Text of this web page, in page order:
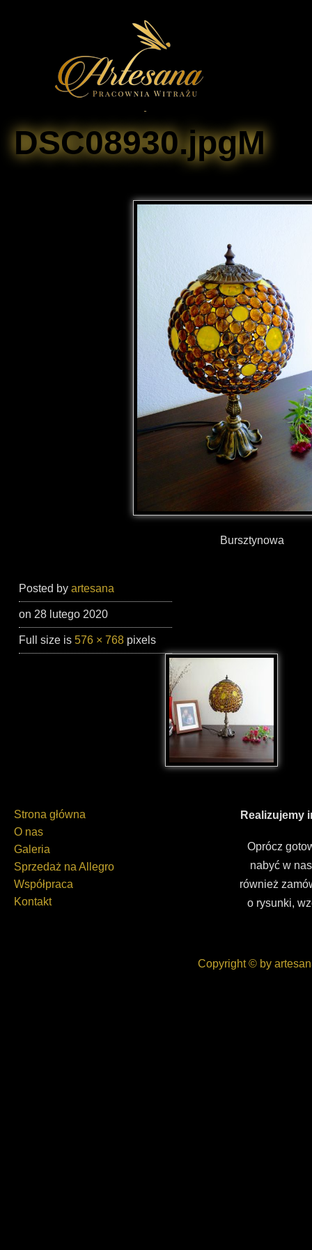
DSC08930.jpgM
Bursztynowa
Posted by artesana
on 28 lutego 2020
Full size is 576 × 768 pixels
Strona główna
O nas
Galeria
Sprzedaż na Allegro
Współpraca
Kontakt
Realizujemy
Oprócz
nabyć w
również
o rysunki,
Copyright © by